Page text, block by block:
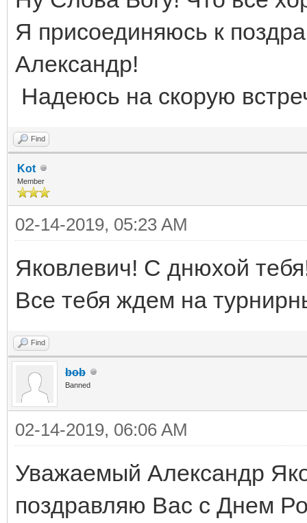
Я присоединяюсь к
Александр!
Надеюсь на скорую
Find
Kot
Member
02-14-2019, 05:23 AM
Яковлевич! С днюхой
Все тебя ждем на
Find
bob
Banned
02-14-2019, 06:06 AM
Уважаемый Александр
поздравляю Вас с Днем